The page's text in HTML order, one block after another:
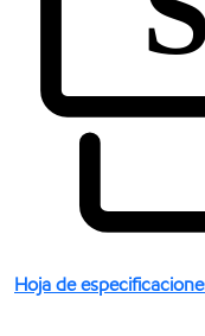
Hoja de